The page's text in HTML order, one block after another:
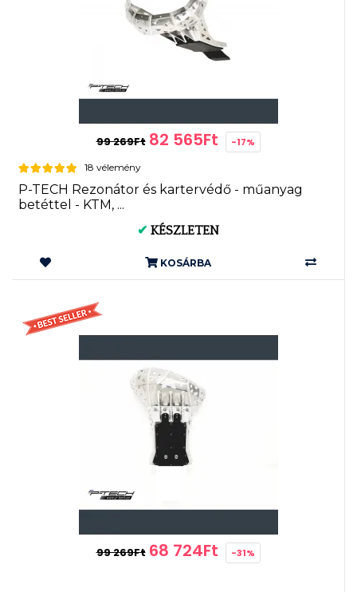
99 269Ft 82 565Ft -17%
18 vélemény
P-TECH Rezonátor és kartervédő - műanyag
betéttel - KTM, ...
✔ KÉSZLETEN
KOSÁRBA
99 269Ft 68 724Ft -31%